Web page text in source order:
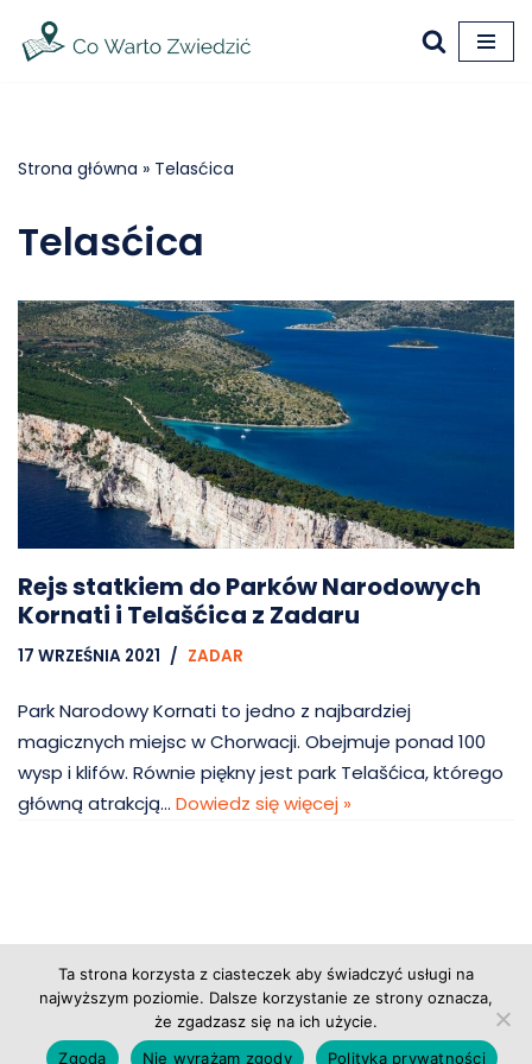
Przejdź
Strona główna » Telasćica
Telasćica
Rejs statkiem do Parków Narodowych
Kornati i Telašćica z Zadaru
17 WRZEŚNIA 2021 ZADAR
Park Narodowy Kornati to jedno z najbardziej
magicznych miejsc w Chorwacji. Obejmuje ponad 100
wysp i klifów. Równie piękny jest park Telašćica, którego
główną atrakcją… Dowiedz się więcej »
Copyright © 2026 Grupa Probiz, CoWartoZwiedzic.pl
Regulamin serwisu|Polityka prywatności|
Ta strona korzysta z ciasteczek aby świadczyć usługi na
najwyższym poziomie. Dalsze korzystanie ze strony oznacza,
że zgadzasz się na ich użycie.
Zgoda
Nie wyrażam zgody Polityka prywatności